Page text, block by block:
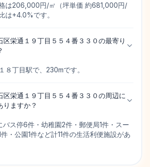
は206,000円/㎡（坪単価 約681,000円/
は+4.0%です。
区栄通１９丁目５５４番３３０の最寄り
８丁目駅で、230mです。
区栄通１９丁目５５４番３３０の周辺に
りますか？
ス停6件・幼稚園2件・郵便局1件・スー
・公園1件など計11件の生活利便施設があ